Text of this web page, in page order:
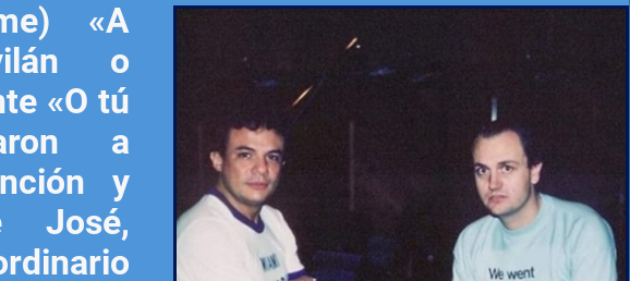
«A
o
«O tú
a
y
José,